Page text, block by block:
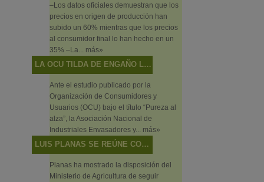
–Los datos oficiales demuestran que los
precios en origen de producción han
subido un 60% mientras que los precios
al consumidor final lo han hecho en un
35% –La... más»
LA OCU TILDA DE ENGAÑO LO QUE SON DISCREPANCIAS DE SABOR
Ante el estudio publicado por la
Organización de Consumidores y
Usuarios (OCU) bajo el título “Pureza al
alza”, la Asociación Nacional de
Industriales Envasadores y... más»
LUIS PLANAS SE REÚNE CON EL DIRECTOR EJECUTIVO DEL CONSEJO OLEÍCOLA INTERNACIONAL
Planas ha mostrado la disposición del
Ministerio de Agricultura de seguir